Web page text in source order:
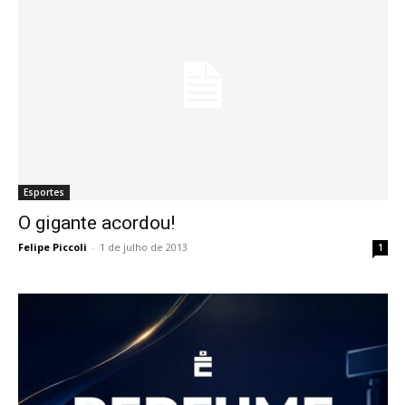
Esportes
O gigante acordou!
Felipe Piccoli - 1 de julho de 2013 1